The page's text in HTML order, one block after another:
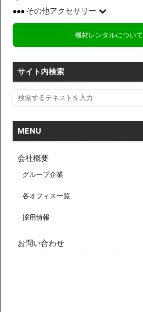
その他アクセサリー
機材レンタルについて
サイト内検索
MENU
会社概要
グループ企業
各オフィス一覧
採用情報
お問い合わせ